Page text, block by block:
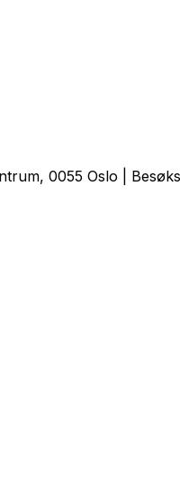
0055 Oslo |